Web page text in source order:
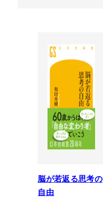
脳が若返る思考の
自由